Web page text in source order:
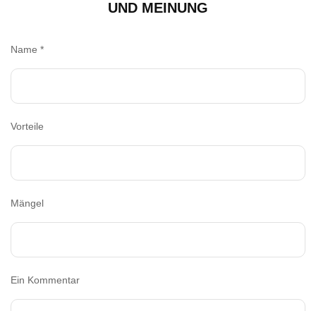
UND MEINUNG
Name *
Vorteile
Mängel
Ein Kommentar